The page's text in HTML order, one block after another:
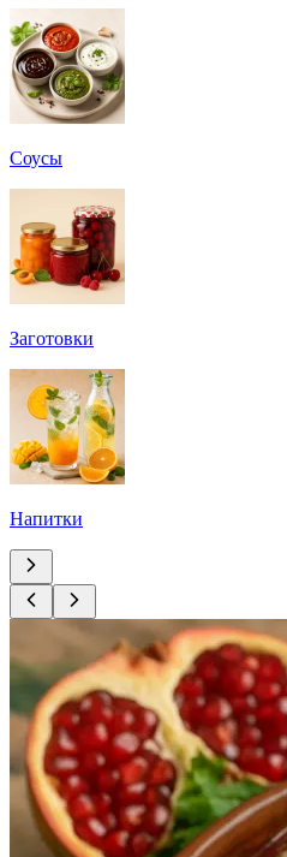
Соусы
Заготовки
Напитки